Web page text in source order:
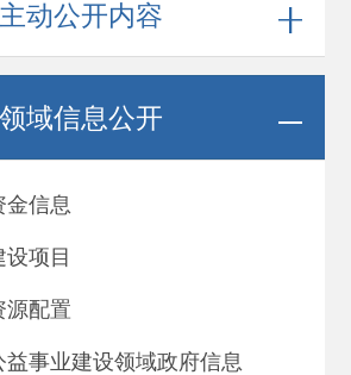
动公开内容
域信息公开
金信息
项目
源配置
益事业建设领域政府信息